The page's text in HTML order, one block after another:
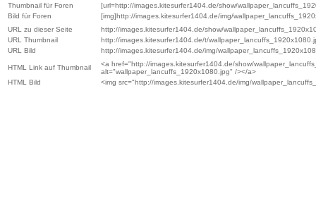
Thumbnail für Foren
[url=http://images.kitesurfer1404.de/show/
Bild für Foren
[img]http://images.kitesurfer1404.de/img/
URL zu dieser Seite
http://images.kitesurfer1404.de/show/
URL Thumbnail
http://images.kitesurfer1404.de/t/
URL Bild
http://images.kitesurfer1404.de/img/
HTML Link auf Thumbnail
<a href="http://images.kitesurfer1404.de/show/
alt="wallpaper_lancuffs_1920x1080.jpg" /></a>
HTML Bild
<img src="http://images.kitesurfer1404.de/img/